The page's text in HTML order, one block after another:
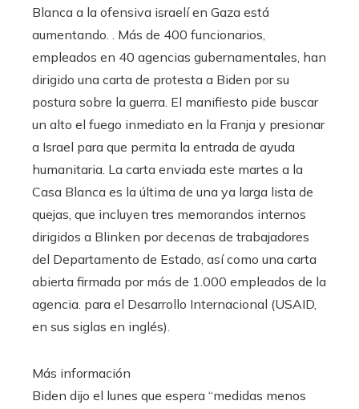
Blanca a la ofensiva israelí en Gaza está
aumentando. . Más de 400 funcionarios,
empleados en 40 agencias gubernamentales, han
dirigido una carta de protesta a Biden por su
postura sobre la guerra. El manifiesto pide buscar
un alto el fuego inmediato en la Franja y presionar
a Israel para que permita la entrada de ayuda
humanitaria. La carta enviada este martes a la
Casa Blanca es la última de una ya larga lista de
quejas, que incluyen tres memorandos internos
dirigidos a Blinken por decenas de trabajadores
del Departamento de Estado, así como una carta
abierta firmada por más de 1.000 empleados de la
agencia. para el Desarrollo Internacional (USAID,
en sus siglas en inglés).
Más información
Biden dijo el lunes que espera “medidas menos